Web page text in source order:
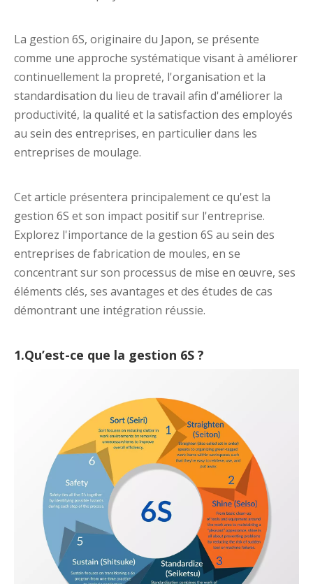
La gestion 6S, originaire du Japon, se présente
comme une approche systématique visant à améliorer
continuellement la propreté, l'organisation et la
standardisation du lieu de travail afin d'améliorer la
productivité, la qualité et la satisfaction des employés
au sein des entreprises, en particulier dans les
entreprises de moulage.
Cet article présentera principalement ce qu'est la
gestion 6S et son impact positif sur l'entreprise.
Explorez l'importance de la gestion 6S au sein des
entreprises de fabrication de moules, en se
concentrant sur son processus de mise en œuvre, ses
éléments clés, ses avantages et des études de cas
démontrant une intégration réussie.
1.Qu’est-ce que la gestion 6S ?